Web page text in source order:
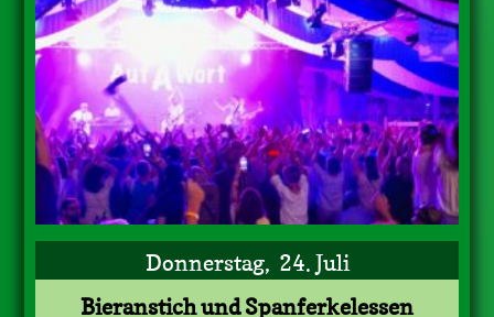
Donnerstag, 24. Juli
Bieranstich und Spanferkelessen